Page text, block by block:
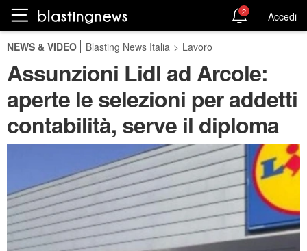
2 Accedi
NEWS & VIDEO Blasting News Italia > Lavoro
Assunzioni Lidl ad Arcole:
aperte le selezioni per addetti
contabilità, serve il diploma